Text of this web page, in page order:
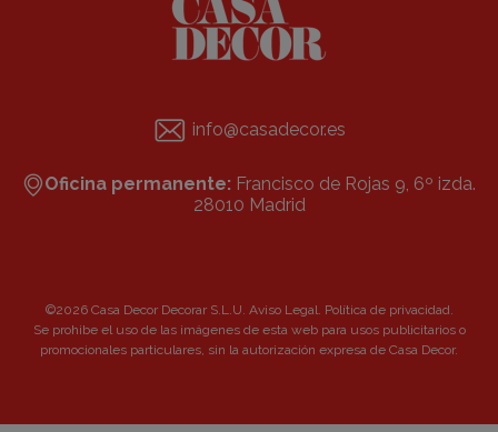
info@casadecor.es
Oficina permanente: Francisco de Rojas 9, 6º izda.
28010 Madrid
©2026 Casa Decor Decorar S.L.U. Aviso Legal Política de privacidad
Se prohibe el uso de las imágenes de esta web para usos publicitarios o
promocionales particulares, sin la autorización expresa de Casa Decor.